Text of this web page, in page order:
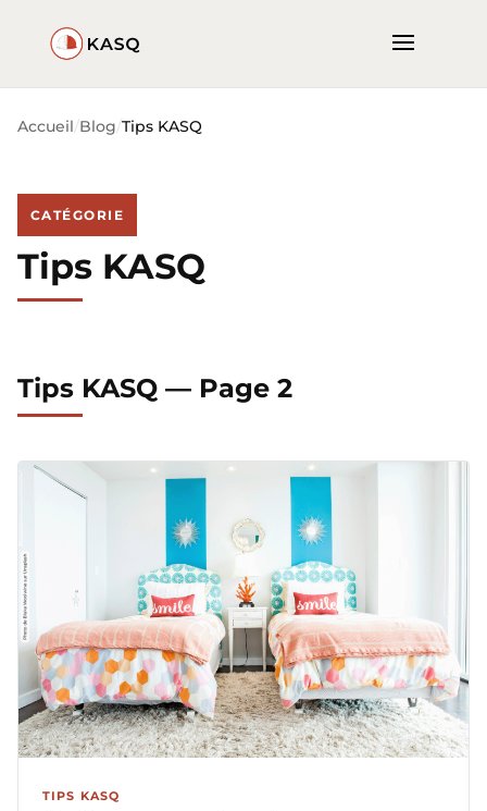
Accueil Blog Tips KASQ
CATÉGORIE
Tips KASQ
Tips KASQ — Page 2
TIPS KASQ